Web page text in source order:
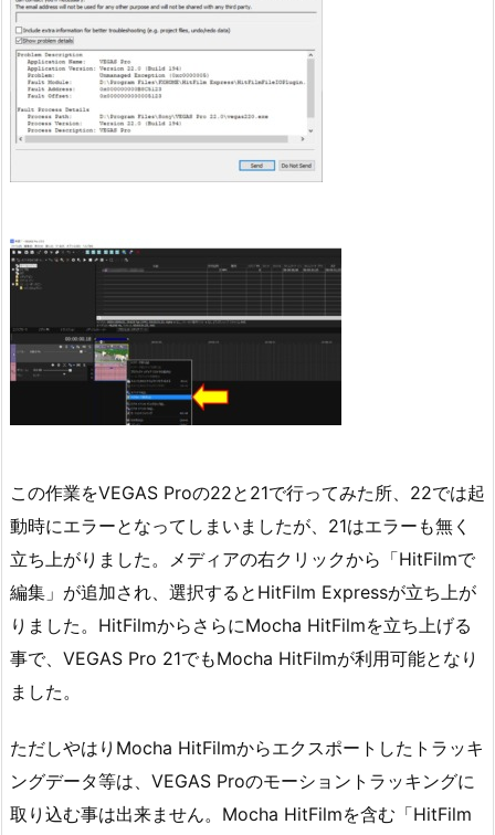
この作業をVEGAS Proの22と21で行ってみた所、22では起
動時にエラーとなってしまいましたが、21はエラーも無く
立ち上がりました。メディアの右クリックから「HitFilmで
編集」が追加され、選択するとHitFilm Expressが立ち上が
りました。HitFilmからさらにMocha HitFilmを立ち上げる
事で、VEGAS Pro 21でもMocha HitFilmが利用可能となり
ました。
ただしやはりMocha HitFilmからエクスポートしたトラッキ
ングデータ等は、VEGAS Proのモーショントラッキングに
取り込む事は出来ません。Mocha HitFilmを含む「HitFilm